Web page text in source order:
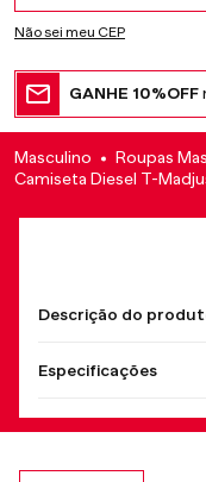
Não sei meu CEP
GANHE 10%OFF
Masculino Roupas
Camiseta Diesel T-
Descrição do
Especificações